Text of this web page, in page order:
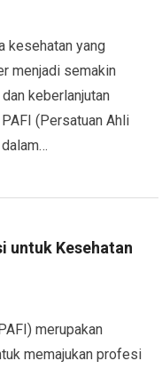
kesehatan yang
menjadi semakin
keberlanjutan
(Persatuan Ahli
untuk Kesehatan
merupakan
memajukan profesi